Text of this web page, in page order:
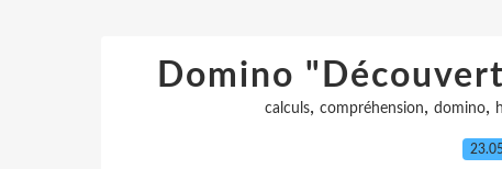
Domino
calculs, compréhension, domino,